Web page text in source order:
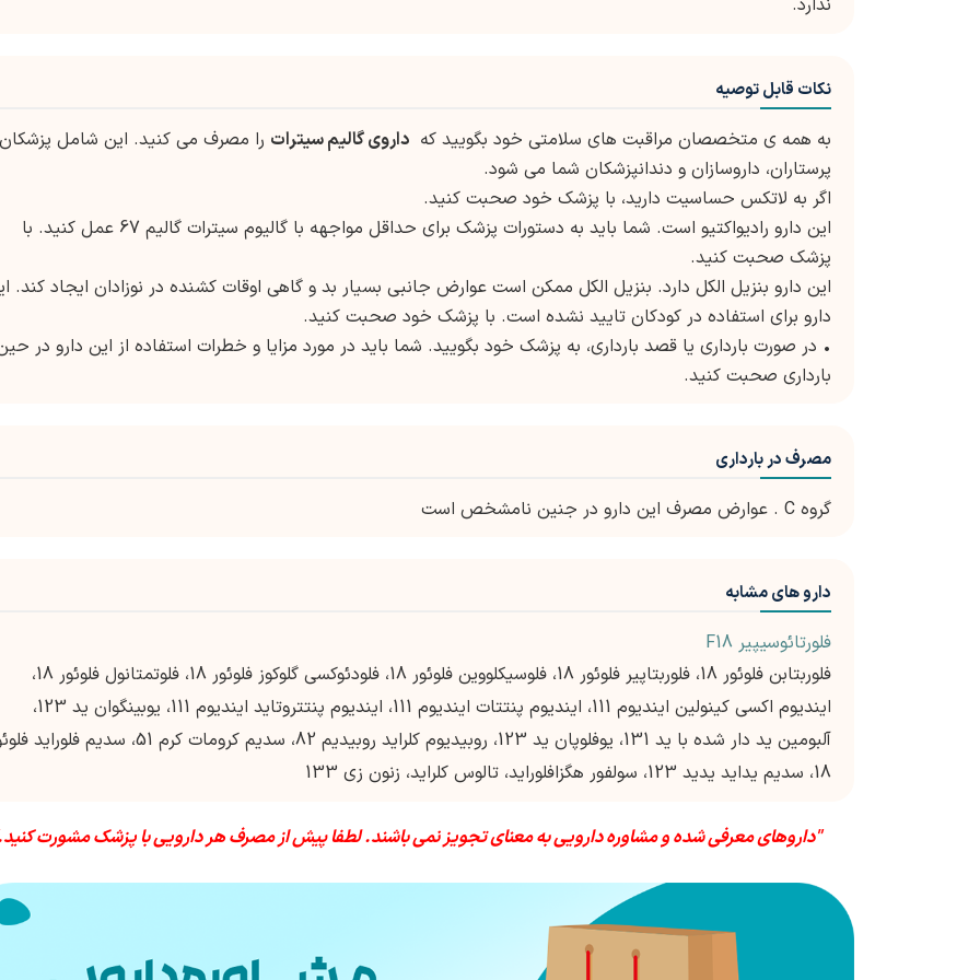
ندارد.
نکات قابل توصیه
به همه ی متخصصان مراقبت های سلامتی خود بگویید که داروی گالیم سیترات را مصرف می کنید. این شامل
پرستاران، داروسازان و دندانپزشکان شما می شود.
اگر به لاتکس حساسیت دارید، با پزشک خود صحبت کنید.
این دارو رادیواکتیو است. شما باید به دستورات پزشک برای حداقل مواجهه با گالیوم سیترات گالیم 67 عمل کنید. با
پزشک صحبت کنید.
این دارو بنزیل الکل دارد. بنزیل الکل ممکن است عوارض جانبی بسیار بد و گاهی اوقات کشنده در نوزادان ایجاد کند.
دارو برای استفاده در کودکان تایید نشده است. با پزشک خود صحبت کنید.
• در صورت بارداری یا قصد بارداری، به پزشک خود بگویید. شما باید در مورد مزایا و خطرات استفاده از این دارو در
بارداری صحبت کنید.
مصرف در بارداری
گروه C . عوارض مصرف این دارو در جنین نامشخص است
دارو های مشابه
فلورتائوسیپیر F18
فلوربتابن فلوئور 18، فلوربتاپیر فلوئور 18، فلوسیکلووین فلوئور 18، فلودئوکسی گلوکوز فلوئور 18، فلوتمتانول فلوئور 18،
ایندیوم اکسی کینولین ایندیوم 111، ایندیوم پنتتات ایندیوم 111، ایندیوم پنتتروتاید ایندیوم 111، یوبینگوان ید 123،
آلبومین ید دار شده با ید 131، یوفلوپان ید 123، روبیدیوم کلراید روبیدیم 82، سدیم کرومات کرم 51، سدیم
18، سدیم یداید یدید 123، سولفور هگزافلوراید، تالوس کلراید، زنون زی 133
"داروهای معرفی شده و مشاوره دارویی به معنای تجویز نمی باشند. لطفا پیش از مصرف هر دارویی با پزشک مشورت